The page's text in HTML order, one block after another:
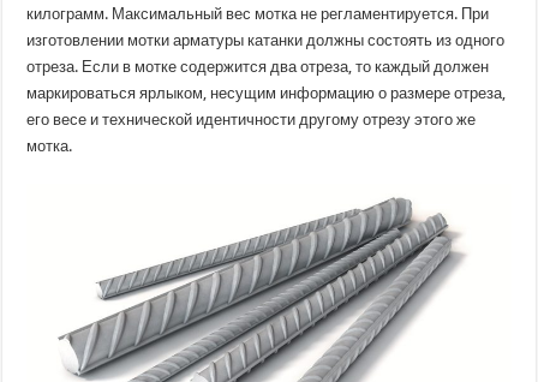
килограмм. Максимальный вес мотка не регламентируется. При
изготовлении мотки арматуры катанки должны состоять из одного
отреза. Если в мотке содержится два отреза, то каждый должен
маркироваться ярлыком, несущим информацию о размере отреза,
его весе и технической идентичности другому отрезу этого же
мотка.